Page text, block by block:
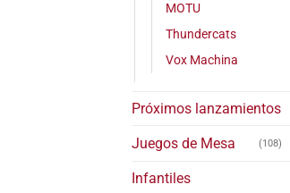
MOTU
Thundercats
Vox Machina
Próximos lanzamientos
Juegos de Mesa (108)
Infantiles